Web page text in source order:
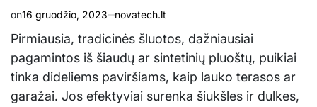
on16 gruodžio, 2023 novatech.lt
Pirmiausia, tradicinės šluotos, dažniausiai
pagamintos iš šiaudų ar sintetinių pluoštų, puikiai
tinka dideliems paviršiams, kaip lauko terasos ar
garažai. Jos efektyviai surenka šiukšles ir dulkes,